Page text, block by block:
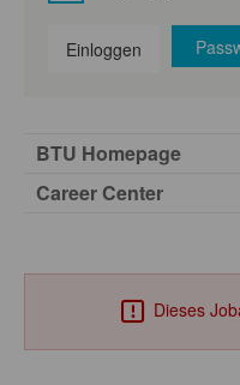
Einloggen
BTU Homepage
Career Center
Dieses